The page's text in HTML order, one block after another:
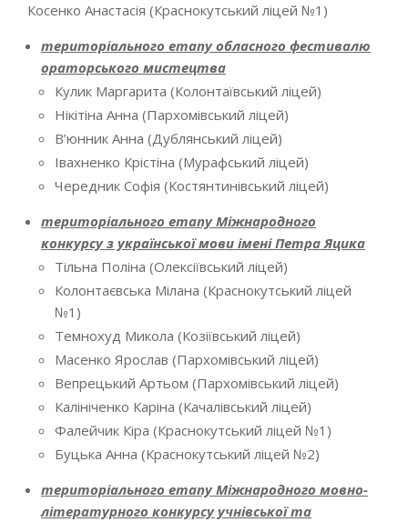
Косенко Анастасія (Краснокутський ліцей №1)
територіального етапу обласного фестивалю
ораторського мистецтва
Кулик Маргарита (Колонтаївський ліцей)
Нікітіна Анна (Пархомівський ліцей)
В’юнник Анна (Дублянський ліцей)
Івахненко Крістіна (Мурафський ліцей)
Чередник Софія (Костянтинівський ліцей)
територіального етапу Міжнародного
конкурсу з української мови імені Петра Яцика
Тільна Поліна (Олексіївський ліцей)
Колонтаєвська Мілана (Краснокутський ліцей
№1)
Темнохуд Микола (Козіївський ліцей)
Масенко Ярослав (Пархомівський ліцей)
Вепрецький Артьом (Пархомівський ліцей)
Калініченко Каріна (Качалівський ліцей)
Фалейчик Кіра (Краснокутський ліцей №1)
Буцька Анна (Краснокутський ліцей №2)
територіального етапу Міжнародного мовно-
літературного конкурсу учнівської та